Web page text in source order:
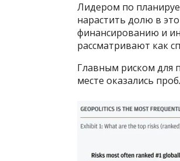
Лидером по
нарастить долю в
финансированию и
рассматривают как
Главным риском для
месте оказались